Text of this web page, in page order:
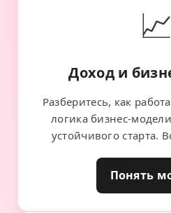
📈
Доход и
Разберитесь, как
логика бизнес-
устойчивого старта.
Понять